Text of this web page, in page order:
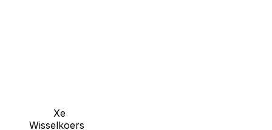
Xe
Wisselkoers